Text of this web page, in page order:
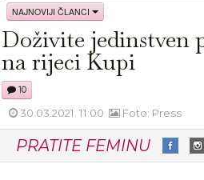
Sreća
Moda Ljubav Relax
Proizvodi
NAJNOVIJI ČLANCI
Doživite jedinstven
na rijeci Kupi
10
30.03.2021. 11:00 Foto: Press
PRATITE FEMINU